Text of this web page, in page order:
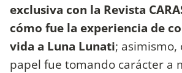
exclusiva con la Revista
cómo fue la experiencia de
vida a Luna Lunati; asimismo,
papel fue tomando carácter a